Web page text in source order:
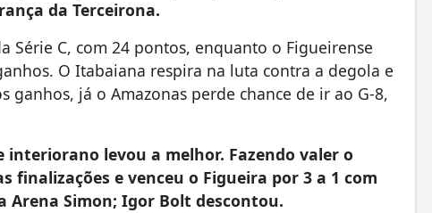
da Terceirona.
C, com 24 pontos, enquanto o Figueirense
O Itabaiana respira na luta contra a degola e
ganhos, já o Amazonas perde chance de ir ao G-8,
levou a melhor. Fazendo valer o
e venceu o Figueira por 3 a 1 com
Arena Simon; Igor Bolt descontou.